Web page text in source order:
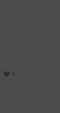
0